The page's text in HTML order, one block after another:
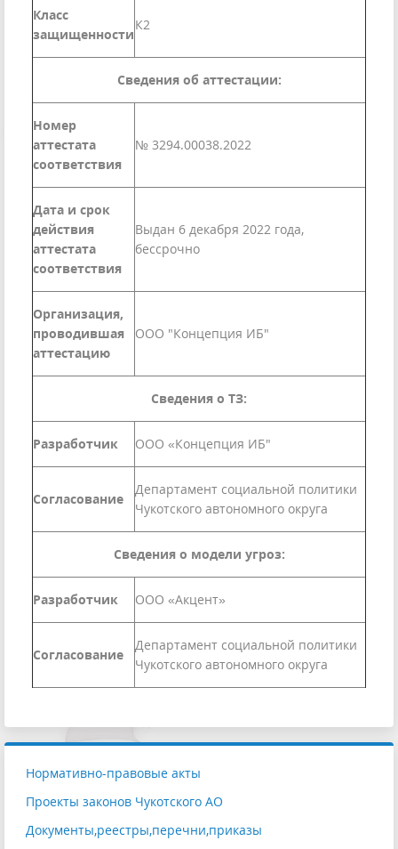
Класс
защищенности
К2
Сведения об аттестации:
Номер
аттестата
соответствия
№ 3294.00038.2022
Дата и срок
действия
аттестата
соответствия
Выдан 6 декабря 2022 года,
бессрочно
Организация,
проводившая
аттестацию
ООО "Концепция ИБ"
Сведения о ТЗ:
Разработчик ООО «Концепция ИБ"
Согласование
Департамент социальной политики
Чукотского автономного округа
Сведения о модели угроз:
Разработчик ООО «Акцент»
Согласование
Департамент социальной политики
Чукотского автономного округа
Нормативно-правовые акты
Проекты законов Чукотского АО
Документы,реестры,перечни,приказы